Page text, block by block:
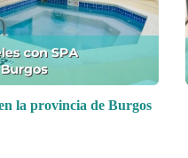
la provincia de Burgos